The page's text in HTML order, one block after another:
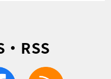
RSS
facebook